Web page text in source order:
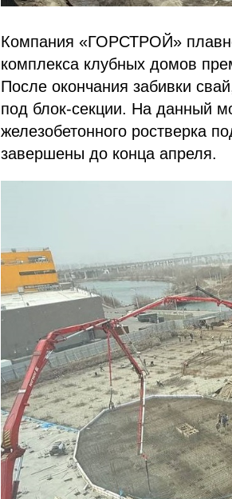
Компания «ГОРСТРОЙ»
комплекса клубных домов
После окончания забивки
под блок-секции. На данный
железобетонного ростверка
завершены до конца апреля.